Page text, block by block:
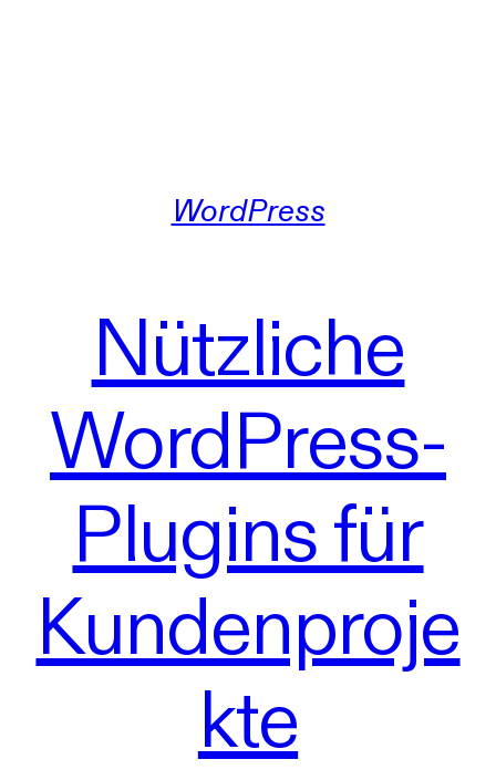
WordPress
Nützliche
WordPress-
Plugins für
Kundenproje
kte